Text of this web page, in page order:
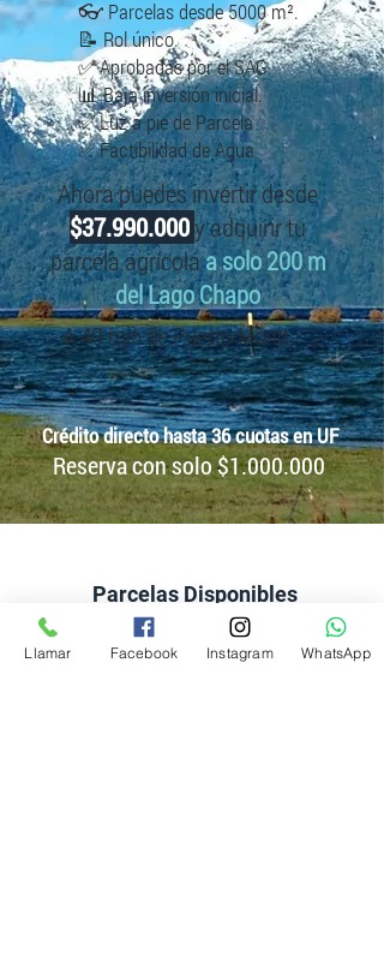
👓 Parcelas desde 5000 m².
📝 Rol único.
✅ Aprobadas por el SAG.
📊 Baja inversión inicial.
✅ Luz a pie de Parcela
✅ Factibilidad de Agua
Ahora puedes invertir desde
$37.990.000y adquirir tu
parcela agrícolaa solo 200 m
del Lago Chapo
A 40 min de Puerto Montt.
Crédito directo hasta 36 cuotas en UF
Reserva con solo $1.000.000
Parcelas Disponibles
Llamar Facebook Instagram WhatsApp